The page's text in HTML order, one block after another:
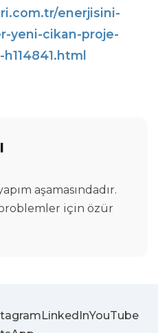
enerjisini-
yeni-cikan-proje-
aşamasındadır.
için özür
LinkedInYouTube